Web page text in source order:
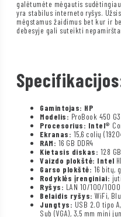
galėtumėte mėgautis
yra stabilus interneto ryšys.
mėgstamus žaidimus bet kur ir
debesyje gali suteikti
Gamintojas: HP
Modelis: ProBook 450 G3
Procesorius: Intel®
Ekranas: 15,6 colių
RAM: 16 GB DDR4
Kietasis diskas: 128
Vaizdo plokštė: Intel
Garso plokštė: 16 bitų,
Rodyklės įrenginiai:
Ryšys: LAN 10/100/1000
Belaidis ryšys: WiFi,
Jungtys: USB 2.0 tipo
Sub (VGA), 3,5 mm mini